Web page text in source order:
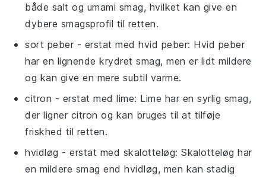
både salt og umami smag, hvilket kan give en
dybere smagsprofil til retten.
sort peber - erstat medhvid peber: Hvid peber
har en lignende krydret smag, men er lidt mildere
og kan give en mere subtil varme.
citron - erstat medlime: Lime har en syrlig smag,
der ligner citron og kan bruges til at tilføje
friskhed til retten.
hvidløg - erstat med skalotteløg: Skalotteløg har
en mildere smag end hvidløg, men kan stadig